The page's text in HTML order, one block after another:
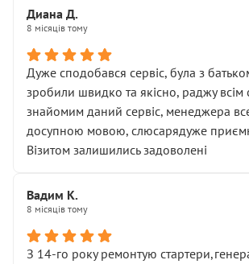
Диана Д.
8 місяців тому
Дуже сподобався сервіс, була з
зробили швидко та якісно, раджу всім
знайомим даний сервіс, менеджера
досупною мовою, слюсарядуже
Візитом залишились задоволені
Вадим К.
8 місяців тому
З 14-го року ремонтую